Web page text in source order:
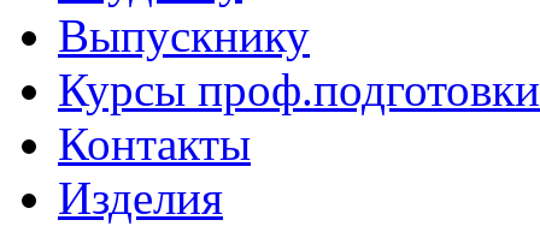
Выпускнику
Курсы проф.подготовки
Контакты
Изделия